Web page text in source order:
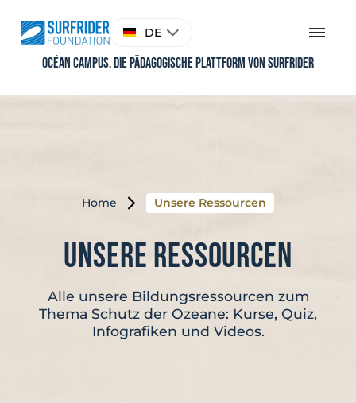
content
Sprache
auswählen
DE
Océan Campus, Die pädagogische Plattform von Surfrider
Home Unsere Ressourcen
Unsere Ressourcen
Alle unsere Bildungsressourcen zum
Thema Schutz der Ozeane: Kurse, Quiz,
Infografiken und Videos.